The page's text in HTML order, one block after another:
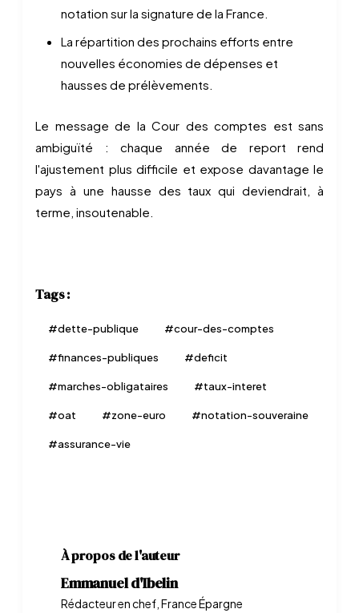
notation sur la signature de la France.
La répartition des prochains efforts entre
nouvelles économies de dépenses et
hausses de prélèvements.
Le message de la Cour des comptes est sans
ambiguïté : chaque année de report rend
l'ajustement plus difficile et expose davantage le
pays à une hausse des taux qui deviendrait, à
terme, insoutenable.
Tags :
#dette-publique #cour-des-comptes
#finances-publiques #deficit
#marches-obligataires #taux-interet
#oat #zone-euro #notation-souveraine
#assurance-vie
À propos de l'auteur
Emmanuel d'Ibelin
Rédacteur en chef, France Épargne